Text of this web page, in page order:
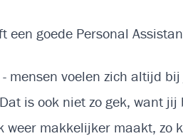
een goede Personal
- mensen voelen zich altijd
is ook niet zo gek, want
weer makkelijker maakt,